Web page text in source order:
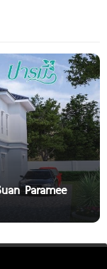
Paramee